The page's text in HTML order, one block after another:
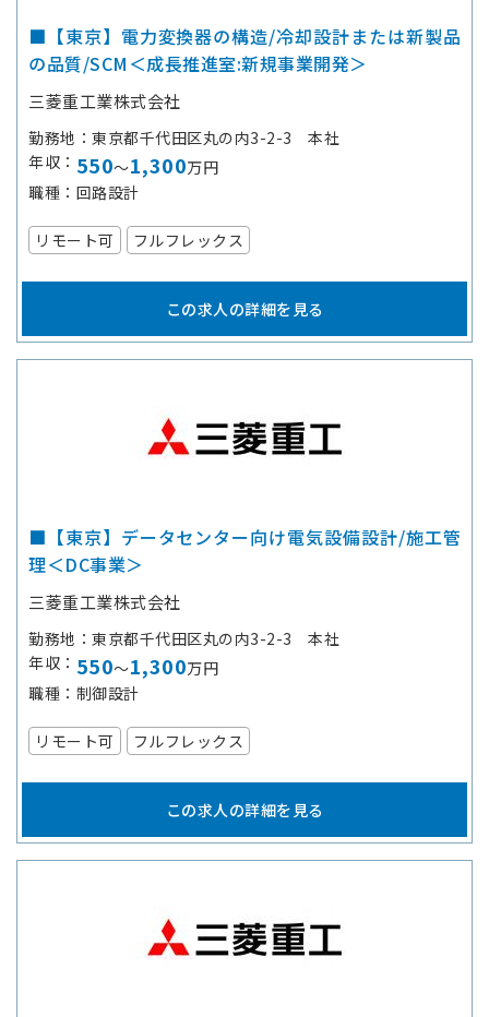
■【東京】電力変換器の構造/冷却設計または新製品
の品質/SCM＜成長推進室:新規事業開発＞
三菱重工業株式会社
勤務地
東京都千代田区丸の内3-2-3 本社
年収
550～1,300万円
職種
回路設計
リモート可 フルフレックス
この求人の詳細を見る
■【東京】データセンター向け電気設備設計/施工管
理＜DC事業＞
三菱重工業株式会社
勤務地
東京都千代田区丸の内3-2-3 本社
年収
550～1,300万円
職種
制御設計
リモート可 フルフレックス
この求人の詳細を見る